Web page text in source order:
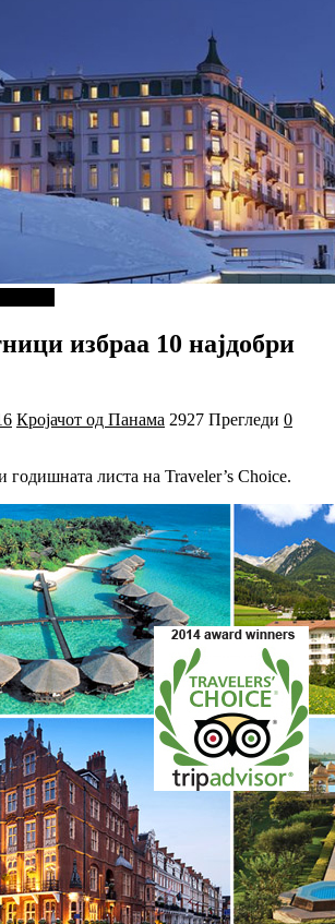
избраа 10 најдобри
Кројачот од Панама 2927 Прегледи 0
годишната листа на Traveler’s Choice.